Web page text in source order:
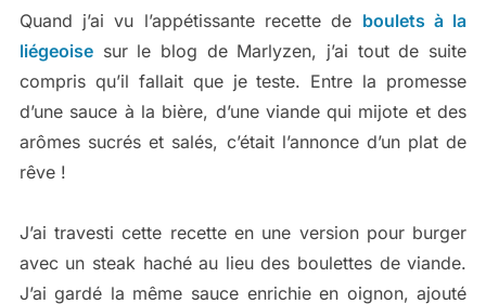
Quand j’ai vu l’appétissante recette de boulets à la
liégeoisesur le blog de Marlyzen, j’ai tout de suite
compris qu’il fallait que je teste. Entre la promesse
d’une sauce à la bière, d’une viande qui mijote et des
arômes sucrés et salés, c’était l’annonce d’un plat de
rêve !
J’ai travesti cette recette en une version pour burger
avec un steak haché au lieu des boulettes de viande.
J’ai gardé la même sauce enrichie en oignon, ajouté